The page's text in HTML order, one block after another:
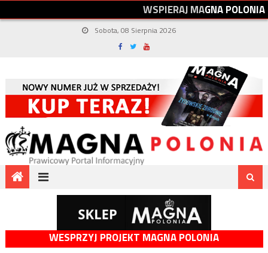
WSPIERAJMAGNAPOLONIA
Sobota, 08 Sierpnia 2026
WESPRZYJ PROJEKT MAGNA POLONIA